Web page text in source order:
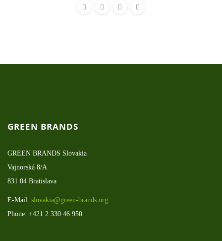
GREEN BRANDS
GREEN BRANDS Slovakia
Vajnorská 8/A
831 04 Bratislava
E-Mail: slovakia@green-brands.org
Phone: +421 2 330 46 950